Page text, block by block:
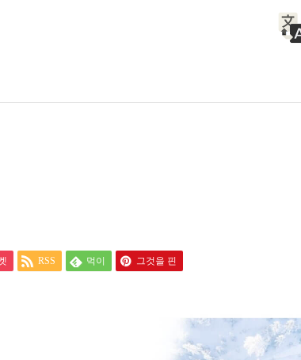
RSS 먹이 그것을 핀